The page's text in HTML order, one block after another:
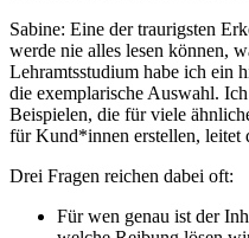
Sabine: Eine der traurigsten
werde nie alles lesen können,
Lehramtsstudium habe ich ein
die exemplarische Auswahl.
Beispielen, die für viele
für Kund*innen erstellen, leitet
Drei Fragen reichen dabei oft:
Für wen genau ist der